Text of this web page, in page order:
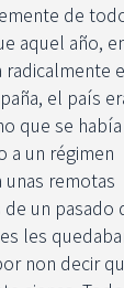
de
aquel año,
radicalmente
el país
que se había
a un régimen
remotas
un pasado
les
non decir